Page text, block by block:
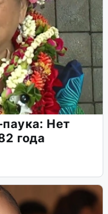
синоптики
дождей